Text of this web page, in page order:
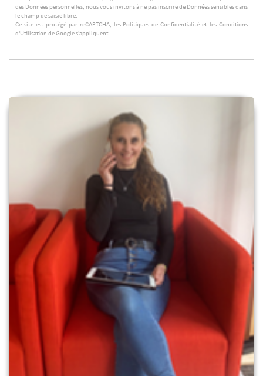
des Données personnelles, nous vous invitons à ne pas inscrire de Données sensibles dans
le champ de saisie libre.
Ce site est protégé par reCAPTCHA, les Politiques de Confidentialité et lesConditions
d'Utilisation de Google s'appliquent.